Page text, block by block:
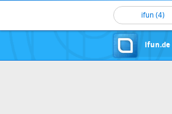
ifun (4)
ifun.de